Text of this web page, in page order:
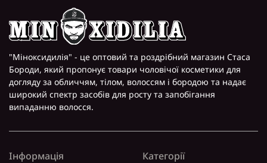
"Міноксидилія" - це оптовий та роздрібний магазин Стаса
Бороди, який пропонує товари чоловічої косметики для
догляду за обличчям, тілом, волоссям і бородою та надає
широкий спектр засобів для росту та запобігання
випаданню волосся.
Інформація Категорії